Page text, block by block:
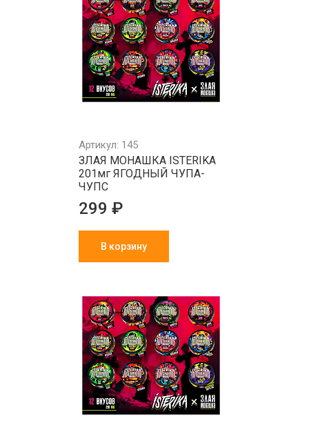
Артикул: 145
ЗЛАЯ МОНАШКА ISTERIKA
201мг ЯГОДНЫЙ ЧУПА-
ЧУПС
299 ₽
В корзину